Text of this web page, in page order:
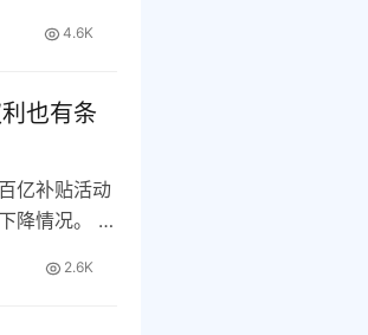
4.6K
也有条
亿补贴活动
降情况。 这
2.6K